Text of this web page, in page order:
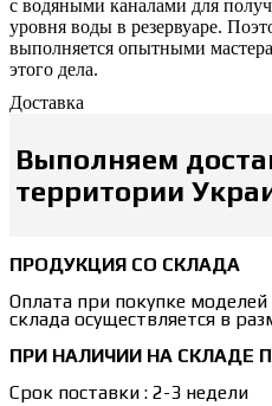
с водяными каналами для
уровня воды в резервуаре.
выполняется опытными
этого дела.
Доставка
Выполняем
территории
ПРОДУКЦИЯ СО СКЛАДА
Оплата при покупке
склада осуществляется в
ПРИ НАЛИЧИИ НА СКЛАДЕ
Срок поставки : 2-3 недели